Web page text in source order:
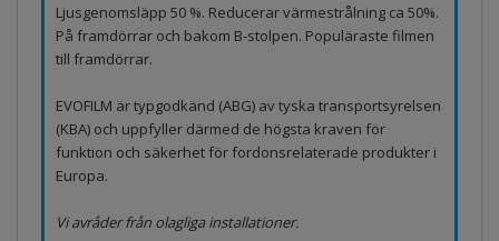
Ljusgenomsläpp 50 %. Reducerar värmestrålning ca 50%.
På framdörrar och bakom B-stolpen. Populäraste filmen
till framdörrar.
EVOFILM är typgodkänd (ABG) av tyska transportsyrelsen
(KBA) och uppfyller därmed de högsta kraven för
funktion och säkerhet för fordonsrelaterade produkter i
Europa.
Vi avråder från olagliga installationer.